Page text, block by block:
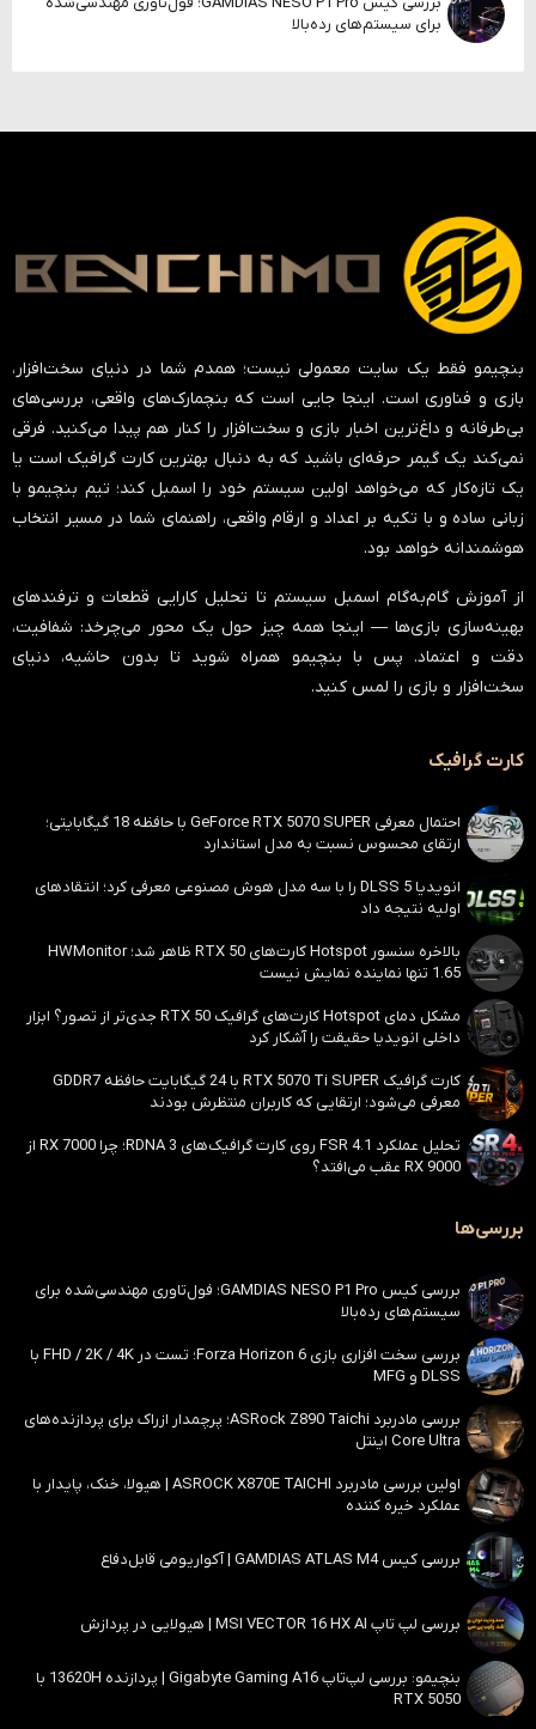
برای سیستم‌های رده‌بالا
بنچیمو فقط یک سایت معمولی نیست؛ همدم شما در دنیای سخت‌افزار،
بازی و فناوری است. اینجا جایی است که بنچمارک‌های واقعی، بررسی‌های
بی‌طرفانه و داغ‌ترین اخبار بازی و سخت‌افزار را کنار هم پیدا می‌کنید. فرقی
نمی‌کند یک گیمر حرفه‌ای باشید که به دنبال بهترین کارت گرافیک است یا
یک تازه‌کار که می‌خواهد اولین سیستم خود را اسمبل کند؛ تیم بنچیمو با
زبانی ساده و با تکیه بر اعداد و ارقام واقعی، راهنمای شما در مسیر انتخاب
هوشمندانه خواهد بود.
از آموزش گام‌به‌گام اسمبل سیستم تا تحلیل کارایی قطعات و ترفندهای
بهینه‌سازی بازی‌ها — اینجا همه چیز حول یک محور می‌چرخد: شفافیت،
دقت و اعتماد. پس با بنچیمو همراه شوید تا بدون حاشیه، دنیای
سخت‌افزار و بازی را لمس کنید.
کارت گرافیک
احتمال معرفی GeForce RTX 5070 SUPER با حافظه 18 گیگابایتی؛
ارتقای محسوس نسبت به مدل استاندارد
انویدیا DLSS 5 را با سه مدل هوش مصنوعی معرفی کرد؛ انتقادهای
اولیه نتیجه داد
بالاخره سنسور Hotspot کارت‌های RTX 50 ظاهر شد؛ HWMonitor
1.65 تنها نماینده نمایش نیست
مشکل دمای Hotspot کارت‌های گرافیک RTX 50 جدی‌تر از تصور؟ ابزار
داخلی انویدیا حقیقت را آشکار کرد
کارت گرافیک RTX 5070 Ti SUPER با 24 گیگابایت حافظه GDDR7
معرفی می‌شود؛ ارتقایی که کاربران منتظرش بودند
تحلیل عملکرد FSR 4.1 روی کارت‌ گرافیک‌های RDNA 3؛ چرا RX 7000 از
RX 9000 عقب می‌افتد؟
بررسی‌ها
بررسی کیس GAMDIAS NESO P1 Pro؛ فول‌تاوری مهندسی‌شده برای
سیستم‌های رده‌بالا
بررسی سخت افزاری بازی Forza Horizon 6؛ تست در FHD / 2K / 4K با
DLSS و MFG
بررسی مادربرد ASRock Z890 Taichi؛ پرچمدار ازراک برای پردازنده‌های
Core Ultra اینتل
اولین بررسی مادربرد ASROCK X870E TAICHI | هیولا، خنک، پایدار با
عملکرد خیره کننده
بررسی کیس GAMDIAS ATLAS M4 | آکواریومی قابل‌دفاع
بررسی لپ تاپ MSI VECTOR 16 HX AI | هیولایی در پردازش
بنچیمو: بررسی لپ‌تاپ Gigabyte Gaming A16 | پردازنده 13620H با
RTX 5050